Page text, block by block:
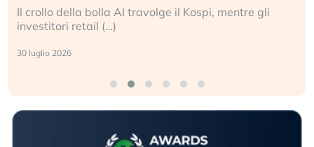
Il crollo della bolla AI travolge il Kospi, mentre gli
investitori retail (…)
30 luglio 2026